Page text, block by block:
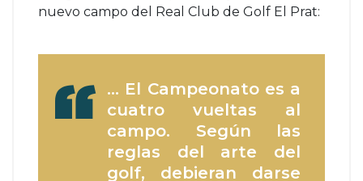
nuevo campo del Real Club de Golf El Prat:
… El Campeonato es a
cuatro vueltas al
campo. Según las
reglas del arte del
golf, debieran darse